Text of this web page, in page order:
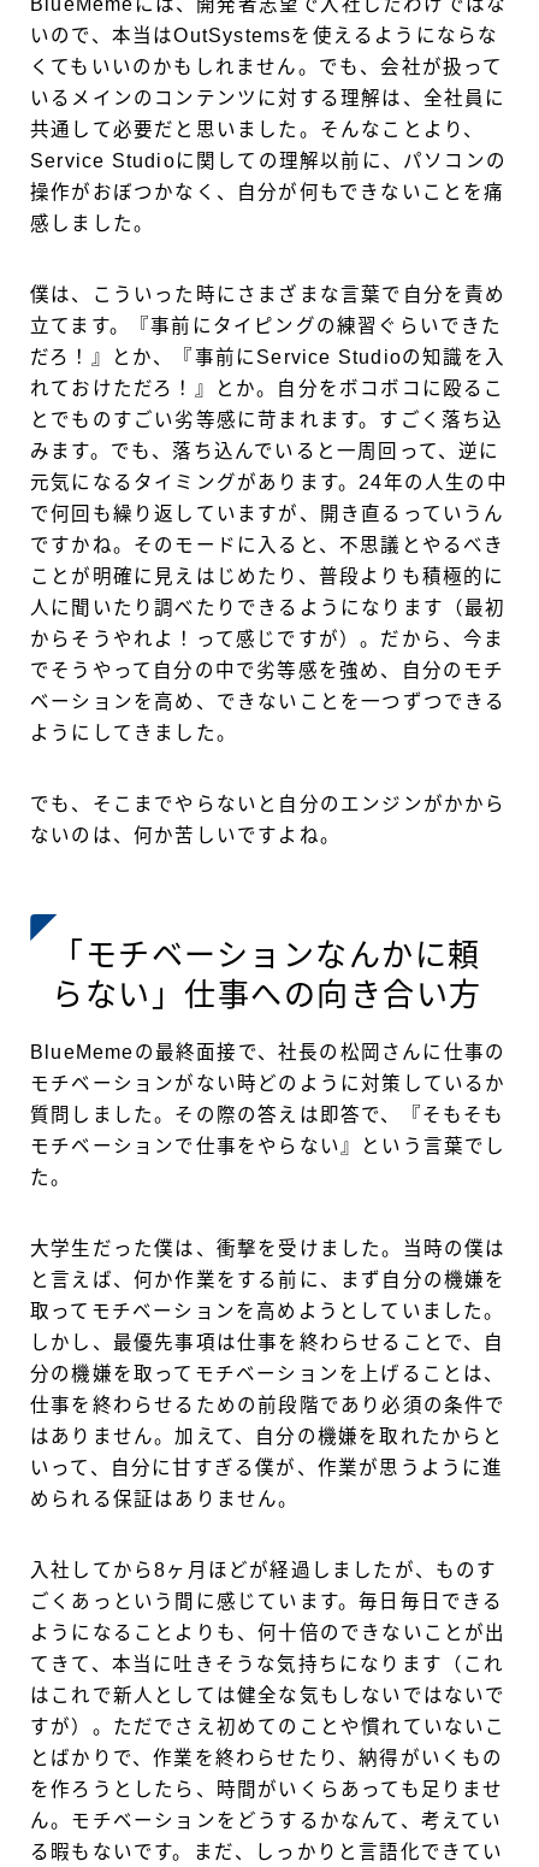
いので、本当はOutSystemsを使えるようにならな
くてもいいのかもしれません。でも、会社が扱って
いるメインのコンテンツに対する理解は、全社員に
共通して必要だと思いました。そんなことより、
Service Studioに関しての理解以前に、パソコンの
操作がおぼつかなく、自分が何もできないことを痛
感しました。
僕は、こういった時にさまざまな言葉で自分を責め
立てます。『事前にタイピングの練習ぐらいできた
だろ！』とか、『事前にService Studioの知識を入
れておけただろ！』とか。自分をボコボコに殴るこ
とでものすごい劣等感に苛まれます。すごく落ち込
みます。でも、落ち込んでいると一周回って、逆に
元気になるタイミングがあります。24年の人生の中
で何回も繰り返していますが、開き直るっていうん
ですかね。そのモードに入ると、不思議とやるべき
ことが明確に見えはじめたり、普段よりも積極的に
人に聞いたり調べたりできるようになります（最初
からそうやれよ！って感じですが）。だから、今ま
でそうやって自分の中で劣等感を強め、自分のモチ
ベーションを高め、できないことを一つずつできる
ようにしてきました。
でも、そこまでやらないと自分のエンジンがかから
ないのは、何か苦しいですよね。
「モチベーションなんかに頼
らない」仕事への向き合い方
BlueMemeの最終面接で、社長の松岡さんに仕事の
モチベーションがない時どのように対策しているか
質問しました。その際の答えは即答で、『そもそも
モチベーションで仕事をやらない』という言葉でし
た。
大学生だった僕は、衝撃を受けました。当時の僕は
と言えば、何か作業をする前に、まず自分の機嫌を
取ってモチベーションを高めようとしていました。
しかし、最優先事項は仕事を終わらせることで、自
分の機嫌を取ってモチベーションを上げることは、
仕事を終わらせるための前段階であり必須の条件で
はありません。加えて、自分の機嫌を取れたからと
いって、自分に甘すぎる僕が、作業が思うように進
められる保証はありません。
入社してから8ヶ月ほどが経過しましたが、ものす
ごくあっという間に感じています。毎日毎日できる
ようになることよりも、何十倍のできないことが出
てきて、本当に吐きそうな気持ちになります（これ
はこれで新人としては健全な気もしないではないで
すが）。ただでさえ初めてのことや慣れていないこ
とばかりで、作業を終わらせたり、納得がいくもの
を作ろうとしたら、時間がいくらあっても足りませ
ん。モチベーションをどうするかなんて、考えてい
る暇もないです。まだ、しっかりと言語化できてい